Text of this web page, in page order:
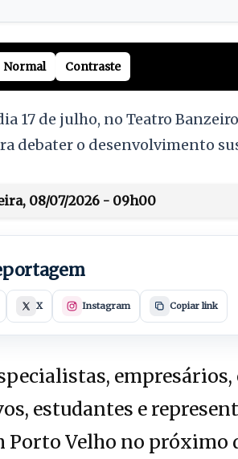
Normal Contraste
17 de julho, no Teatro
debater o desenvolvimento
08/07/2026 - 09h00
X Instagram Copiar link
estudantes e
Porto Velho no próximo